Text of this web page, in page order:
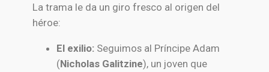
La trama le da un giro fresco al origen del
héroe:
El exilio:Seguimos al Príncipe Adam
(Nicholas Galitzine), un joven que